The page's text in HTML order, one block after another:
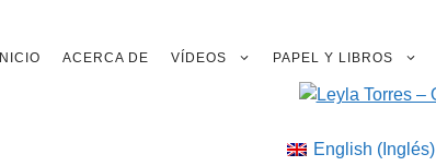
INICIO ACERCA DE VÍDEOS PAPEL Y LIBROS
English ( Inglés)